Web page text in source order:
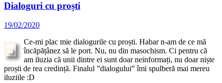
Dialoguri cu proști
19/02/2020
Ce-mi plac mie dialogurile cu proști. Habar n-am de ce mă
încăpățânez să le port. Nu, nu din masochism. Ci pentru că
am iluzia că unii dintre ei sunt doar neinformați, nu doar niște
proști de rea credință. Finalul ”dialogului” îmi spulberă mai mereu
iluziile :D